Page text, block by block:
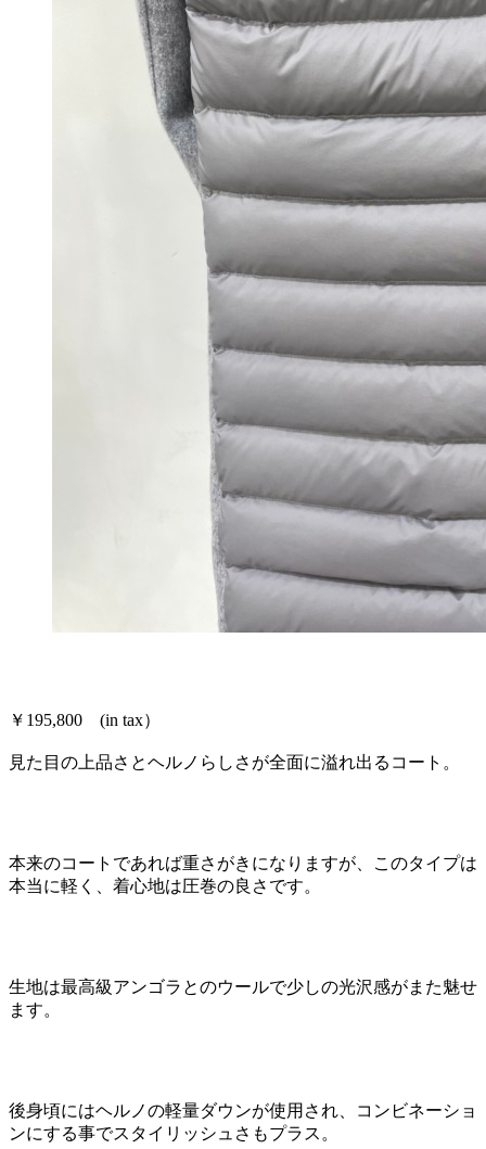
￥195,800 (in tax）
見た目の上品さとヘルノらしさが全面に溢れ出るコート。
本来のコートであれば重さがきになりますが、このタイプは
本当に軽く、着心地は圧巻の良さです。
生地は最高級アンゴラとのウールで少しの光沢感がまた魅せ
ます。
後身頃にはヘルノの軽量ダウンが使用され、コンビネーショ
ンにする事でスタイリッシュさもプラス。